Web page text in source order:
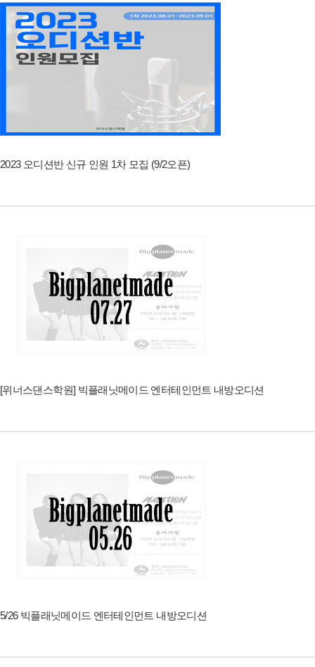
2023 오디션반 신규 인원 1차 모집 (9/2오픈)
[위너스댄스학원] 빅플래닛메이드 엔터테인먼트 내방오디션
5/26 빅플래닛메이드 엔터테인먼트 내방오디션